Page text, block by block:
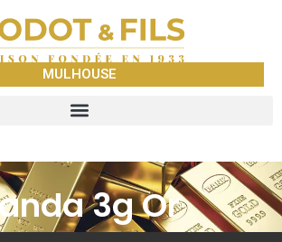
MULHOUSE
3g Or